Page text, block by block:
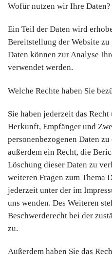
Wofür nutzen wir Ihre Daten?
Ein Teil der Daten wird
Bereitstellung der Website zu
Daten können zur Analyse
verwendet werden.
Welche Rechte haben Sie
Sie haben jederzeit das
Herkunft, Empfänger und
personenbezogenen Daten
außerdem ein Recht, die
Löschung dieser Daten zu
weiteren Fragen zum Thema
jederzeit unter der im
uns wenden. Des Weiteren
Beschwerderecht bei der
zu.
Außerdem haben Sie das